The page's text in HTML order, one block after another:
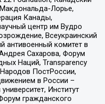
Макдональда-Лорье,
Канады,
центр им Вудро
Всеукраинский
антивоенный комитет в
Сахарова, Форум
Наций, Transparеncy
ПостРоссии,
в России –
Институт
гражданского